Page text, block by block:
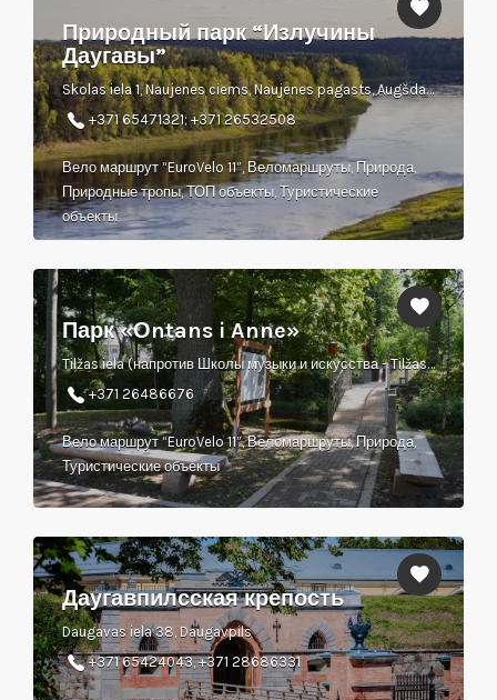
Природный парк “Излучины
Даугавы”
Skolas iela 1, Naujenes ciems, Naujenes pagasts, Augšdaugavas novads, LV 5462
+371 65471321; +371 26532508
Вело маршрут “EuroVelo 11”, Веломаршруты, Природа,
Природные тропы, ТОП объекты, Туристические
объекты
Парк «Оntans i Anne»
Tilžas iela (напротив Школы музыки и искусства - Tilžas 17), Baltinava, Balvu novads
+371 26486676
Вело маршрут “EuroVelo 11”, Веломаршруты, Природа,
Туристические объекты
Даугавпилсская крепость
Daugavas iela 38, Daugavpils
+371 65424043, +371 28686331